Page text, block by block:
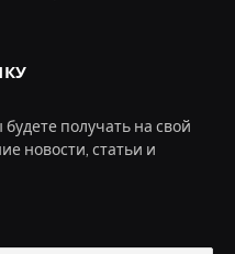
получать на свой
новости, статьи и